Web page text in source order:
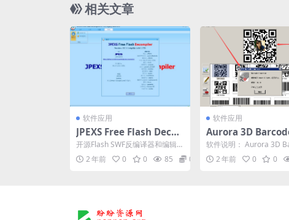
相关文章
软件应用
JPEXS Free Flash Deco
mpiler【开源Flash SWF
反编译器和编辑器】
开源Flash SWF反编译器和编辑
器，提取资源，将SWF转换为FL
A，编辑Ac...
2 年前 0 0 85 0
软件应用
Aurora 3D
nerator v8.0208
册版（强大的条形码
维码生成软件）
软件说明： Aurora 3D
Generator是一款功能强
2 年前 0 0